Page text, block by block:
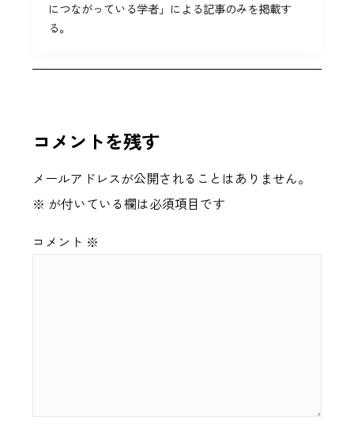
につながっている学者」による記事のみを掲載す
る。
コメントを残す
メールアドレスが公開されることはありません。
※ が付いている欄は必須項目です
コメント ※